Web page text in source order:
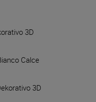
3D
Calce
3D